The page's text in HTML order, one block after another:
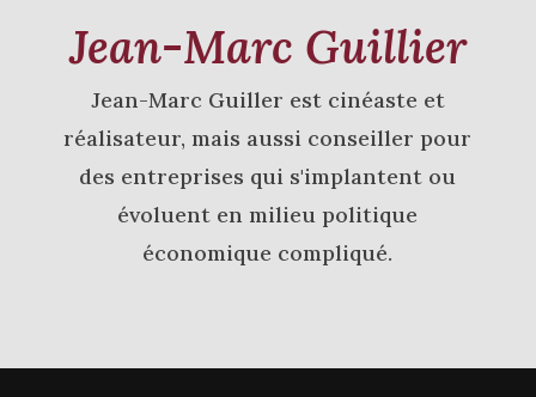
Jean-Marc Guillier
Jean-Marc Guiller est cinéaste et
réalisateur, mais aussi conseiller pour
des entreprises qui s'implantent ou
évoluent en milieu politique
économique compliqué.